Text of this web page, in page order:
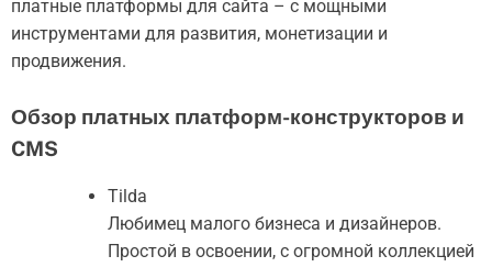
платные платформы для сайта – с мощными
инструментами для развития, монетизации и
продвижения.
Обзор платных платформ-конструкторов и
CMS
Tilda
Любимец малого бизнеса и дизайнеров.
Простой в освоении, с огромной коллекцией